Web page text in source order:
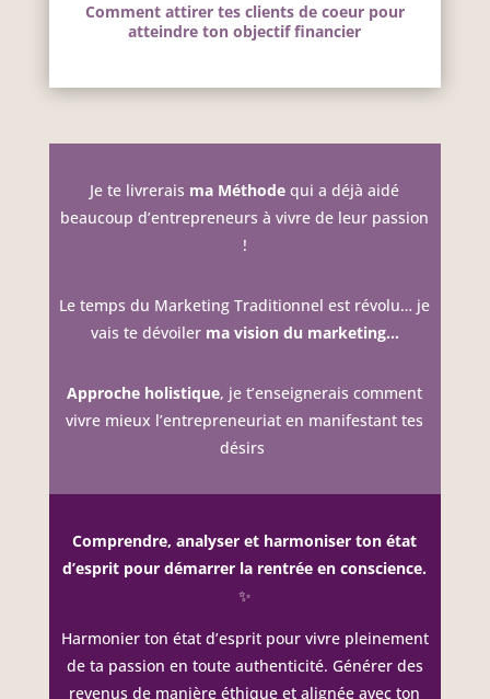
Comment attirer tes clients de coeur pour
atteindre ton objectif financier
Je te livrerais ma Méthode qui a déjà aidé
beaucoup d’entrepreneurs à vivre de leur passion
!
Le temps du Marketing Traditionnel est révolu… je
vais te dévoiler ma vision du marketing…
Approche holistique, je t’enseignerais comment
vivre mieux l’entrepreneuriat en manifestant tes
désirs
Comprendre, analyser et harmoniser ton état
d’esprit pour démarrer la rentrée en conscience.
✨
Harmonier ton état d’esprit pour vivre pleinement
de ta passion en toute authenticité. Générer des
revenus de manière éthique et alignée avec ton